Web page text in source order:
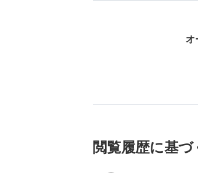
オ
閲覧履歴に基づ